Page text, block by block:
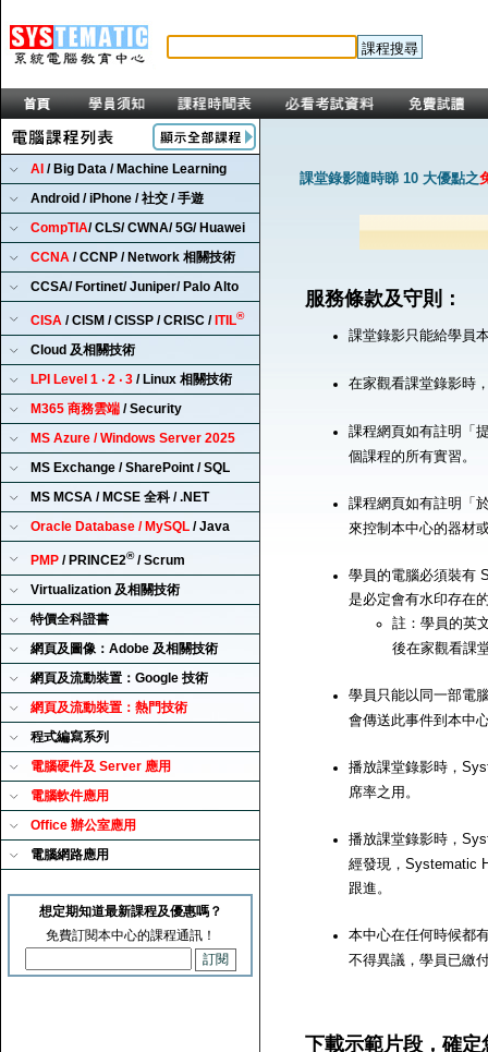
AI / Big Data / Machine Learning
Android / iPhone / 社交 / 手遊
CompTIA/ CLS/ CWNA/ 5G/ Huawei
CCNA / CCNP / Network 相關技術
CCSA/ Fortinet/ Juniper/ Palo Alto
CISA / CISM / CISSP / CRISC / ITIL®
Cloud 及相關技術
LPI Level 1 ‧ 2 ‧ 3 / Linux 相關技術
M365 商務雲端 / Security
MS Azure / Windows Server 2025
MS Exchange / SharePoint / SQL
MS MCSA / MCSE 全科 / .NET
Oracle Database / MySQL / Java
PMP / PRINCE2®/ Scrum
Virtualization 及相關技術
特價全科證書
網頁及圖像：Adobe 及相關技術
網頁及流動裝置：Google 技術
網頁及流動裝置：熱門技術
程式編寫系列
電腦硬件及 Server 應用
電腦軟件應用
Office 辦公室應用
電腦網路應用
想定期知道最新課程及優惠嗎？
免費訂閱本中心的課程通訊！
課堂錄影隨時睇 10 大優點之
服務條款及守則：
課堂錄影只能給學員
在家觀看課堂錄影時
課程網頁如有註明「
個課程的所有實習。
課程網頁如有註明「
來控制本中心的器材
學員的電腦必須裝有
是必定會有水印存在
註：學員的英
後在家觀看課
學員只能以同一部電
會傳送此事件到本中
播放課堂錄影時，
席率之用。
播放課堂錄影時，
經發現，Systematic
跟進。
本中心在任何時候都
不得異議，學員已繳
下載示範片段，確